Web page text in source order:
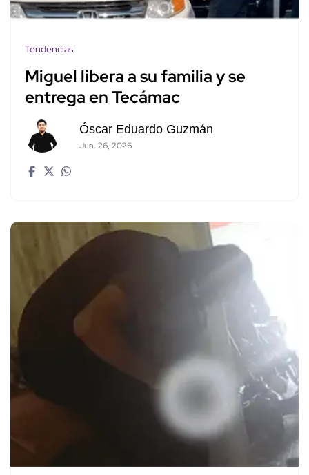
Tendencias
Miguel libera a su familia y se
entrega en Tecámac
Óscar Eduardo Guzmán
Jun. 26, 2026